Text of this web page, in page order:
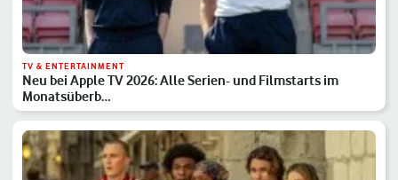
TV & ENTERTAINMENT
Neu bei Apple TV 2026: Alle Serien- und Filmstarts im
Monatsüberb…